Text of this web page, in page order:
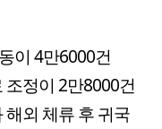
이 4만6000건
조정이 2만8000건
해외 체류 후 귀국